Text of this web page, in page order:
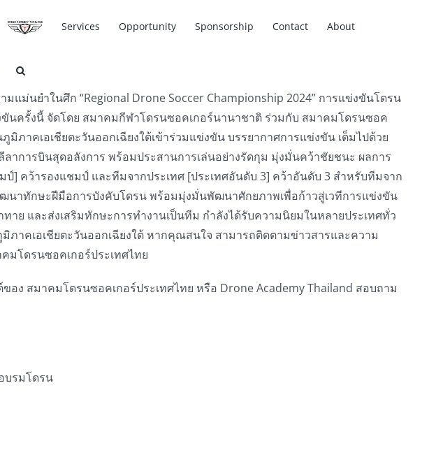
Services Opportunity Sponsorship Contact About
แม่นยำในศึก “Regional Drone Soccer Championship 2024” การแข่งขันโดรน
นครั้งนี้ จัดโดย สมาคมกีฬาโดรนซอคเกอร์นานาชาติ ร่วมกับ สมาคมโดรนซอค
ภาคเอเชียตะวันออกเฉียงใต้เข้าร่วมแข่งขัน บรรยากาศการแข่งขัน เต็มไปด้วย
การบินสุดอลังการ พร้อมประสานการเล่นอย่างรัดกุม มุ่งมั่นคว้าชัยชนะ ผลการ
] คว้ารองแชมป์ และทีมจากประเทศ [ประเทศอันดับ 3] คว้าอันดับ 3 สำหรับทีมจาก
นาทักษะฝีมือการบังคับโดรน พร้อมมุ่งมั่นพัฒนาศักยภาพเพื่อก้าวสู่เวทีการแข่งขัน
และส่งเสริมทักษะการทำงานเป็นทีม กำลังได้รับความนิยมในหลายประเทศทั่ว
าคเอเชียตะวันออกเฉียงใต้ หากคุณสนใจ สามารถติดตามข่าวสารและความ
มโดรนซอคเกอร์ประเทศไทย
ง สมาคมโดรนซอคเกอร์ประเทศไทย หรือ Drone Academy Thailand สอบถาม
บรมโดรน